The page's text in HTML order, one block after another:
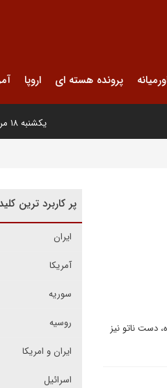
پرونده هسته ای اروپا
یکشنبه ۱۸ مرداد ۱۴۰۵
دست ناتو نیز
پر کاربرد ترین
ایران
آمریکا
سوریه
روسیه
ایران و امریکا
اسرائیل